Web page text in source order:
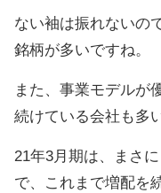
ない袖は振れないの
銘柄が多いですね。
また、事業モデルが
続けている会社も多
21年3月期は、まさ
で、これまで増配を